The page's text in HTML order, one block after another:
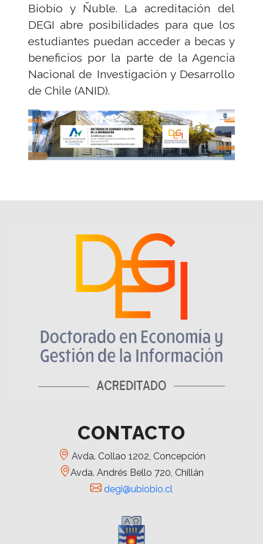
Biobío y Ñuble. La acreditación del
DEGI abre posibilidades para que los
estudiantes puedan acceder a becas y
beneficios por la parte de la Agencia
Nacional de Investigación y Desarrollo
de Chile (ANID).
CONTACTO
Avda. Collao 1202, Concepción
Avda. Andrés Bello 720, Chillán
degi@ubiobio.cl